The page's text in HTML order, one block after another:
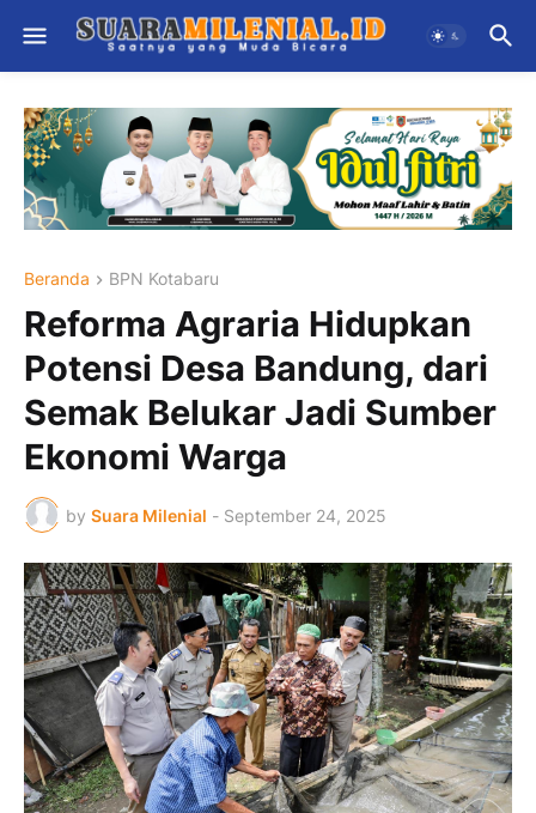
Beranda BPN Kotabaru
Reforma Agraria Hidupkan
Potensi Desa Bandung, dari
Semak Belukar Jadi Sumber
Ekonomi Warga
by Suara Milenial - September 24, 2025